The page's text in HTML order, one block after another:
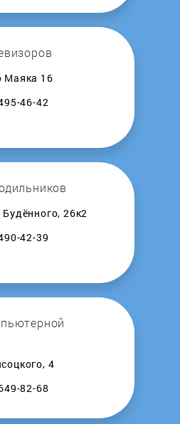
Маяка 16
46-42
Будённого, 26к2
42-39
4
82-68